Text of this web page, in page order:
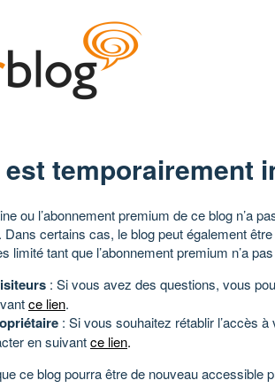
est temporairement
ou l’abonnement premium de ce blog n’a
Dans certains cas, le blog peut également
limité tant que l’abonnement premium n’a
: Si vous avez des questions, vous
ce lien.
: Si vous souhaitez rétablir l’accès
en suivantce lien.
ce blog pourra être de nouveau accessible